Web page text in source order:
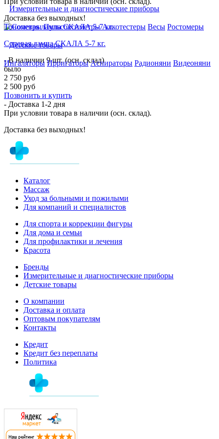
Измерительные и диагностические приборы
Тонометры Пульсоксиметры Алкотестеры Весы Ростомеры
Детские товары
Ингаляторы Ирригаторы Аспираторы Радионяни Видеоняни
Доставка без выходных!
Солевая лампа СКАЛА 5-7 кг.
- В наличии 9 шт. (осн. склад)
было
2 750 руб
2 500 руб
Позвонить и купить
- Доставка 1-2 дня
При условии товара в наличии (осн. склад).
Доставка без выходных!
Каталог
Массаж
Уход за больными и пожилыми
Для компаний и специалистов
Для спорта и коррекции фигуры
Для дома и семьи
Для профилактики и лечения
Красота
Бренды
Измерительные и диагностические приборы
Детские товары
О компании
Доставка и оплата
Оптовым покупателям
Контакты
Кредит
Кредит без переплаты
Политика